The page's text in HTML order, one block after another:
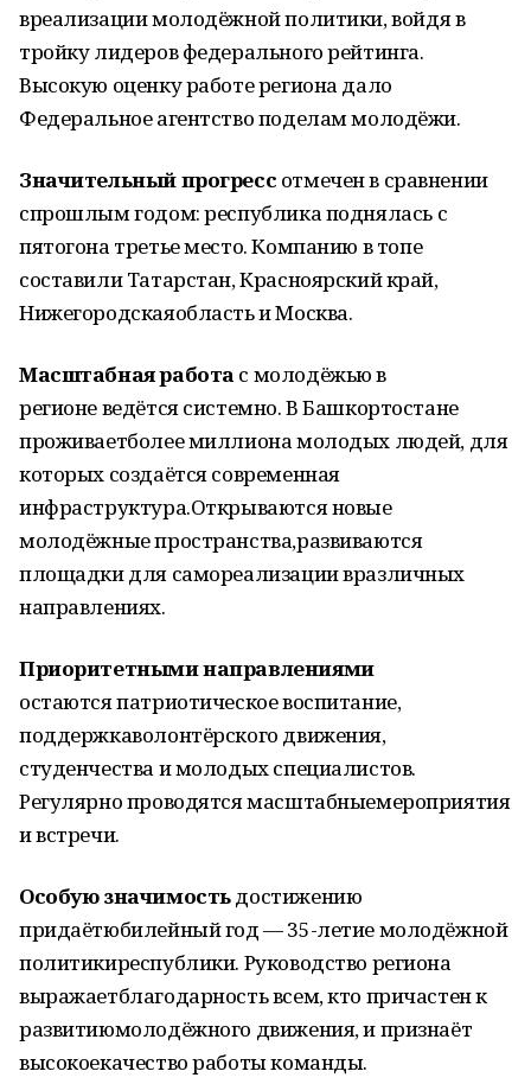
вреализациимолодёжнойполитики,войдяв
тройкулидеровфедеральногорейтинга.
Высокую оценкуработерегиона дало
Федеральноеагентствоподеламмолодёжи.
Значительныйпрогресс отмеченв сравнении
спрошлымгодом:республикаподняласьс
пятогона третьеместо.Компанию втопе
составилиТатарстан,Красноярскийкрай,
НижегородскаяобластьиМосква.
Масштабнаяработа с молодёжьюв
регионеведётсясистемно.ВБашкортостане
проживаетболеемиллионамолодых людей, для
которых создаётсясовременная
инфраструктура.Открываютсяновые
молодёжныепространства,развиваются
площадкидлясамореализациивразличных
направлениях.
Приоритетныминаправлениями
остаютсяпатриотическоевоспитание,
поддержкаволонтёрского движения,
студенчества имолодыхспециалистов.
Регулярнопроводятсямасштабныемероприятия
ивстречи.
Особуюзначимостьдостижению
придаётюбилейныйгод— 35-летиемолодёжной
политикиреспублики. Руководство региона
выражаетблагодарностьвсем,кто причастенк
развитиюмолодёжного движения,ипризнаёт
высокоекачествоработыкоманды.